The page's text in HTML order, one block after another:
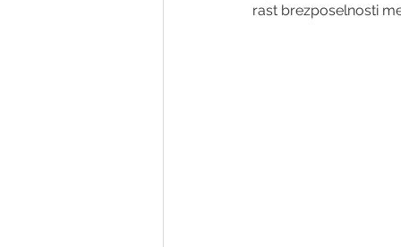
rast brezposelnosti